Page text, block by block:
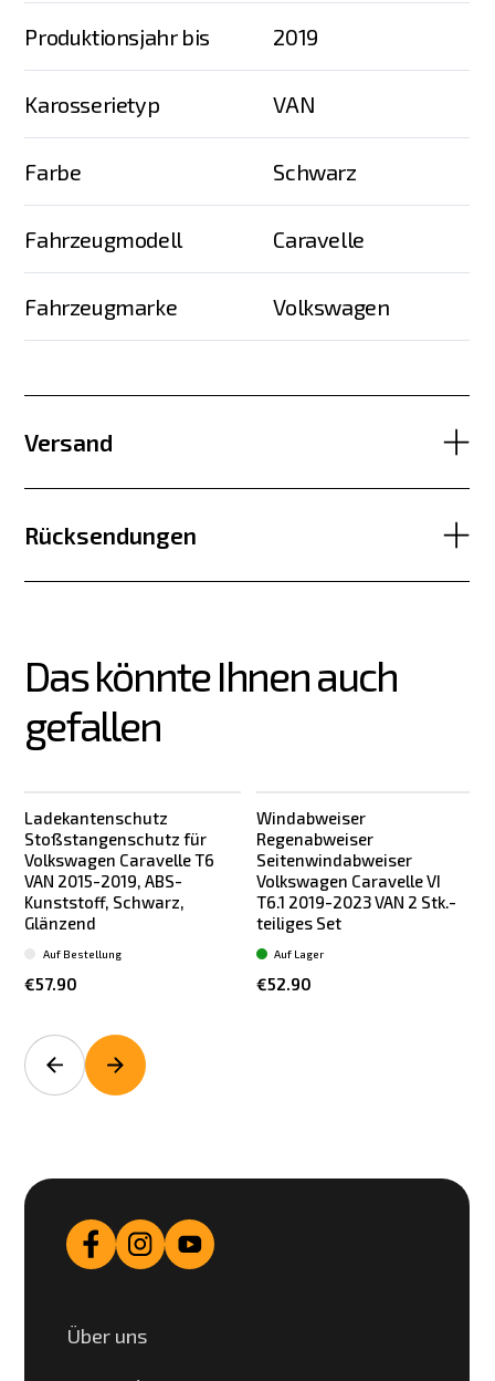
Produktionsjahr bis 2019
Karosserietyp VAN
Farbe Schwarz
Fahrzeugmodell Caravelle
Fahrzeugmarke Volkswagen
Versand
Rücksendungen
Das könnte Ihnen auch
gefallen
Ladekantenschutz
Stoßstangenschutz für
Volkswagen Caravelle T6
VAN 2015-2019, ABS-
Kunststoff, Schwarz,
Glänzend
€57.90
Auf Bestellung
Windabweiser
Regenabweiser
Seitenwindabweiser
Volkswagen Caravelle VI
T6.1 2019-2023 VAN 2 Stk.-
teiliges Set
€52.90
Auf Lager
Über uns